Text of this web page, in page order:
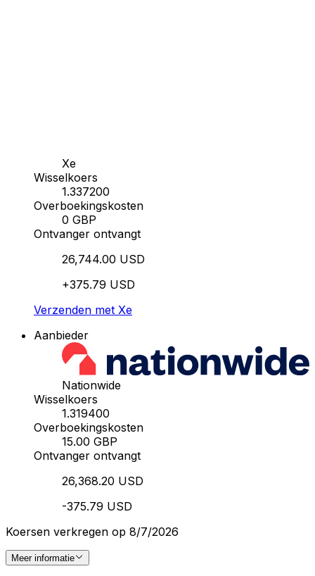
Xe
Wisselkoers
1.337200
Overboekingskosten
0 GBP
Ontvanger ontvangt
26,744.00 USD
+375.79 USD
Verzenden met Xe
Aanbieder
Nationwide
Wisselkoers
1.319400
Overboekingskosten
15.00 GBP
Ontvanger ontvangt
26,368.20 USD
-375.79 USD
Koersen verkregen op 8/7/2026
Meer informatie